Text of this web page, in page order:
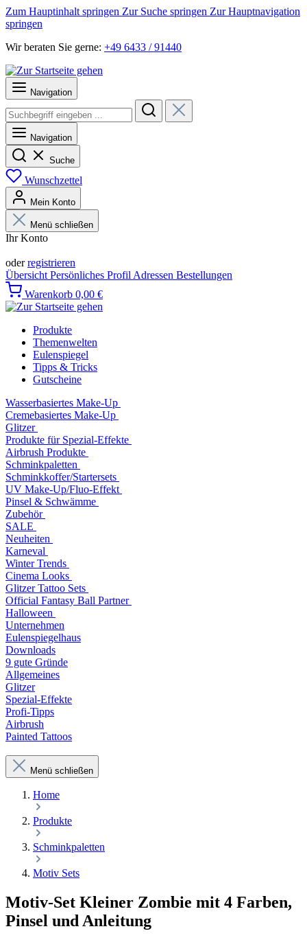
Zum Hauptinhalt springen Zur Suche springen Zur Hauptnavigation
springen
Wir beraten Sie gerne: +49 6433 / 91440
Navigation
Navigation
Suche
Wunschzettel
Mein Konto
Menü schließen
Ihr Konto
oderregistrieren
Übersicht Persönliches Profil Adressen Bestellungen
Warenkorb 0,00 €
Produkte
Themenwelten
Eulenspiegel
Tipps & Tricks
Gutscheine
Wasserbasiertes Make-Up
Cremebasiertes Make-Up
Glitzer
Produkte für Spezial-Effekte
Airbrush Produkte
Schminkpaletten
Schminkkoffer/Startersets
UV Make-Up/Fluo-Effekt
Pinsel & Schwämme
Zubehör
SALE
Neuheiten
Karneval
Winter Trends
Cinema Looks
Glitzer Tattoo Sets
Official Fantasy Ball Partner
Halloween
Unternehmen
Eulenspiegelhaus
Downloads
9 gute Gründe
Allgemeines
Glitzer
Spezial-Effekte
Profi-Tipps
Airbrush
Painted Tattoos
Menü schließen
Home
Produkte
Schminkpaletten
Motiv Sets
Motiv-Set Kleiner Zombie mit 4 Farben,
Pinsel und Anleitung